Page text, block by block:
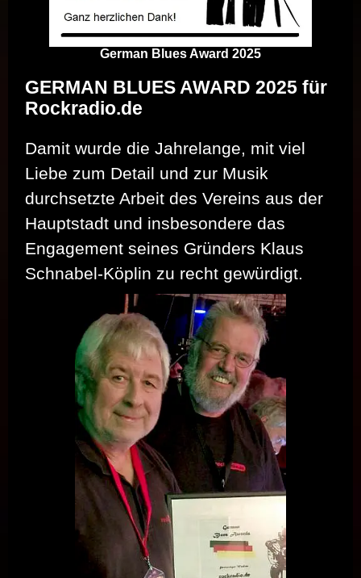
German Blues Award 2025
GERMAN BLUES AWARD 2025 für
Rockradio.de
Damit wurde die Jahrelange, mit viel
Liebe zum Detail und zur Musik
durchsetzte Arbeit des Vereins aus der
Hauptstadt und insbesondere das
Engagement seines Gründers Klaus
Schnabel-Köplin zu recht gewürdigt.